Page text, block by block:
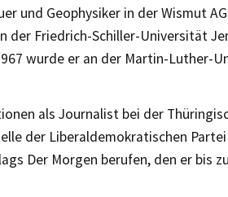
und Geophysiker in der Wismut
der Friedrich-Schiller-Universität
wurde er an der Martin-Luther-
als Journalist bei der
der Liberaldemokratischen
Der Morgen berufen, den er bis